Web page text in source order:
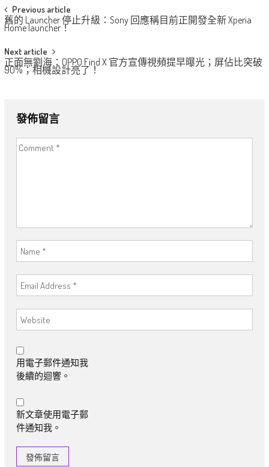
Post
navigation
Previous article
舊的 Launcher 停止升級：Sony 回應稱目前正開發全新 Xperia
Home launcher！
Next article
正面無劉海：OPPO Find X 官方宣傳視頻提早曝光；屏佔比突破
90%；相機設計亮了！
發佈留言
用電子郵件通知我
後續的迴響。
新文章使用電子郵
件通知我。